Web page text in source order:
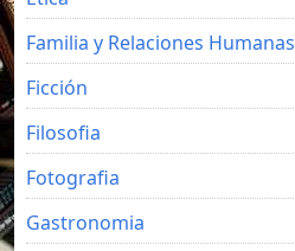
Familia y Relaciones Humanas
Ficción
Filosofia
Fotografia
Gastronomia